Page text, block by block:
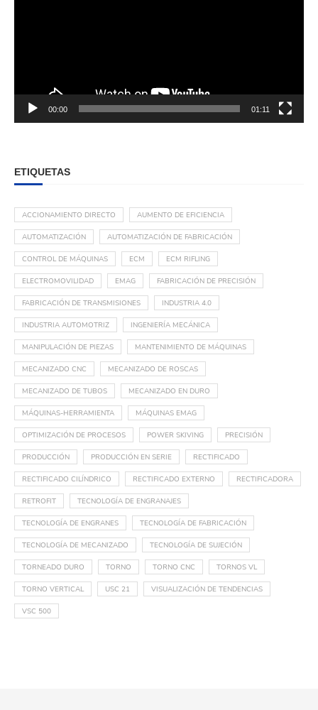
00:00 01:11
ETIQUETAS
ACCIONAMIENTO DIRECTO AUMENTO DE EFICIENCIA
AUTOMATIZACIÓN AUTOMATIZACIÓN DE FABRICACIÓN
CONTROL DE MÁQUINAS ECM ECM RIFLING
ELECTROMOVILIDAD EMAG FABRICACIÓN DE PRECISIÓN
FABRICACIÓN DE TRANSMISIONES INDUSTRIA 4.0
INDUSTRIA AUTOMOTRIZ INGENIERÍA MECÁNICA
MANIPULACIÓN DE PIEZAS MANTENIMIENTO DE MÁQUINAS
MECANIZADO CNC MECANIZADO DE ROSCAS
MECANIZADO DE TUBOS MECANIZADO EN DURO
MÁQUINAS-HERRAMIENTA MÁQUINAS EMAG
OPTIMIZACIÓN DE PROCESOS POWER SKIVING PRECISIÓN
PRODUCCIÓN PRODUCCIÓN EN SERIE RECTIFICADO
RECTIFICADO CILÍNDRICO RECTIFICADO EXTERNO RECTIFICADORA
RETROFIT TECNOLOGÍA DE ENGRANAJES
TECNOLOGÍA DE ENGRANES TECNOLOGÍA DE FABRICACIÓN
TECNOLOGÍA DE MECANIZADO TECNOLOGÍA DE SUJECIÓN
TORNEADO DURO TORNO TORNO CNC TORNOS VL
TORNO VERTICAL USC 21 VISUALIZACIÓN DE TENDENCIAS
VSC 500